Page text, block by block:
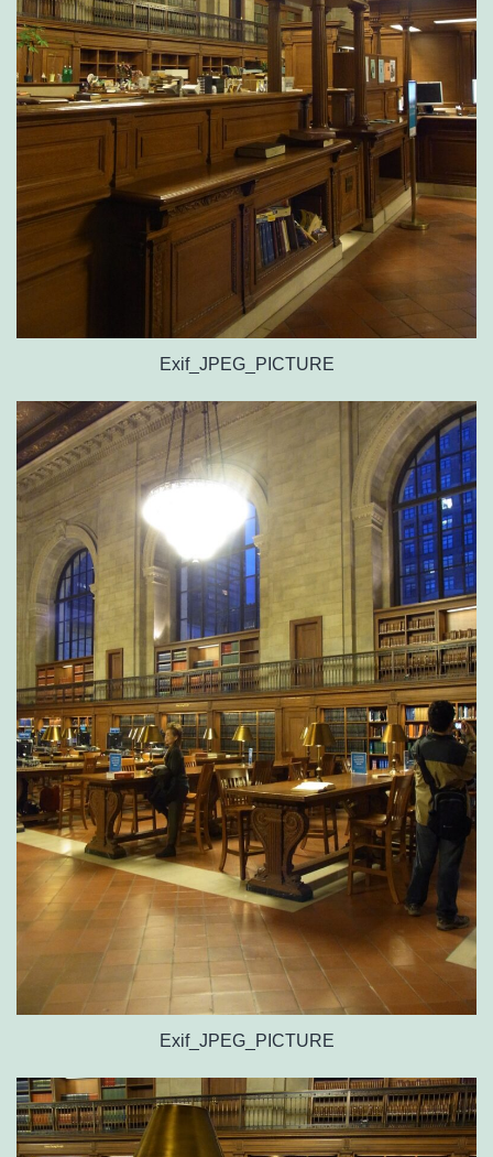
Exif_JPEG_PICTURE
Exif_JPEG_PICTURE